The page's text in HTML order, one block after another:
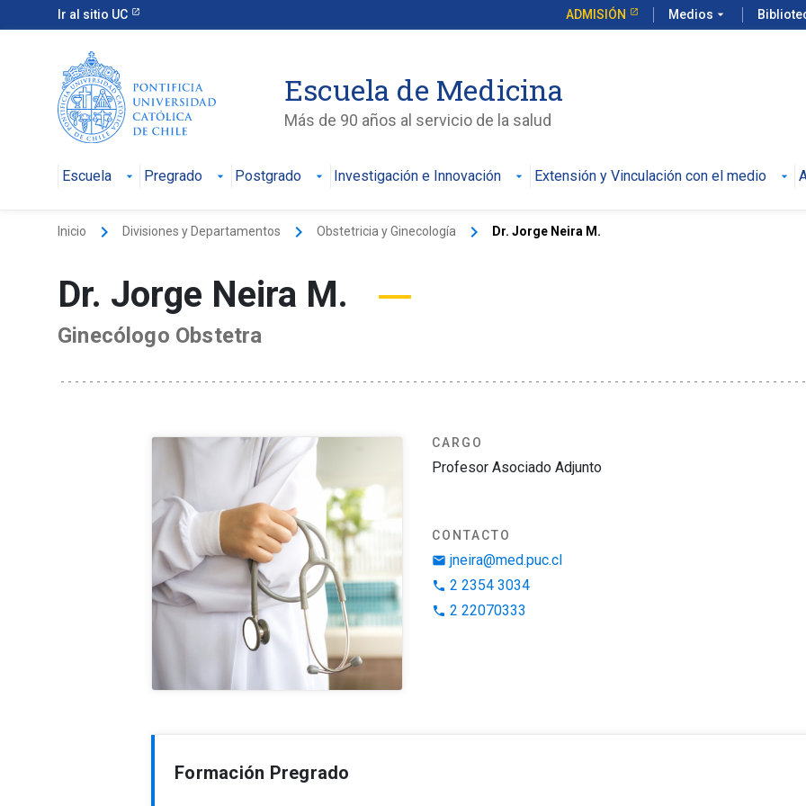
Ir al sitio UC ADMISIÓN Medios arrow_drop_down
Escuela de Medicina
Más de 90 años al servicio de la salud
Escuela Pregrado Postgrado Investigación e Innovación Extensión y Vinculación con el medio
Inicio keyboard_arrow_right Divisiones y Departamentos keyboard_arrow_right Obstetricia y Ginecología keyboard_arrow_right Dr. Jorge Neira M.
Dr. Jorge Neira M.
Ginecólogo Obstetra
CARGO
Profesor Asociado Adjunto
CONTACTO
email jneira@med.puc.cl
phone 2 2354 3034
phone 2 22070333
Formación Pregrado